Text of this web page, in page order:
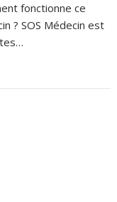
fonctionne ce
? SOS Médecin est